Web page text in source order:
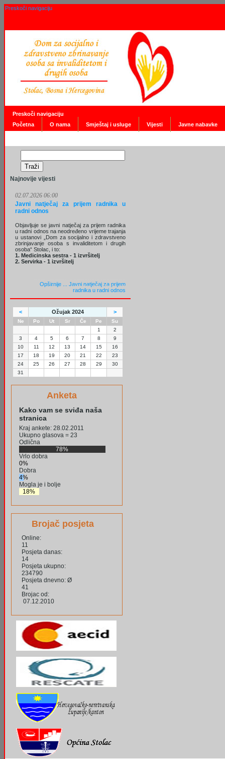
Preskoči navigaciju
Preskoči navigaciju
Početna
O nama Smještaj i usluge Vijesti Javne nabavke
Najnovije vijesti
02.07.2026 06:00
Javni natječaj za prijem radnika u
radni odnos
Objavljuje se javni natječaj za prijem radnika
u radni odnos na neodređeno vrijeme trajanja
u ustanovi „Dom za socijalno i zdravstveno
zbrinjavanje osoba s invaliditetom i drugih
osoba“ Stolac, i to:
1. Medicinska sestra - 1 izvršitelj
2. Servirka - 1 izvršitelj
Opširnije ... Javni natječaj za prijem
radnika u radni odnos
< Ožujak 2024 >
Ne Po Ut Sr Če Pe
Su
1
2
3
4 5 6 7 8
9
10
11 12 13 14 15
16
17
18 19 20 21 22
23
24
25 26 27 28 29
30
31
Anketa
Kako vam se sviđa naša
stranica
Kraj ankete: 28.02.2011
Ukupno glasova = 23
Odlična
78%
Vrlo dobra
0%
Dobra
4%
Mogla je i bolje
18%
Brojač posjeta
Online:
11
Posjeta danas:
14
Posjeta ukupno:
234790
Posjeta dnevno: Ø
41
Brojac od:
07.12.2010